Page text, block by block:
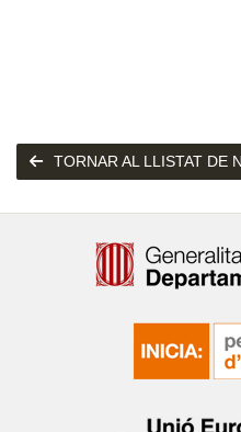
TORNAR AL LLISTAT DE